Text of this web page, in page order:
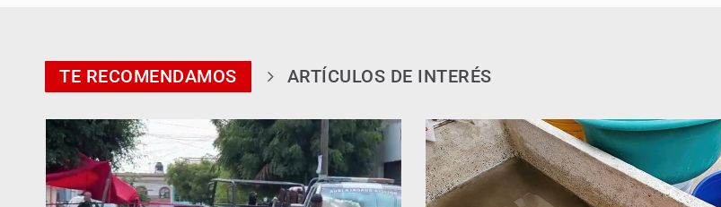
TE RECOMENDAMOS ARTÍCULOS DE INTERÉS